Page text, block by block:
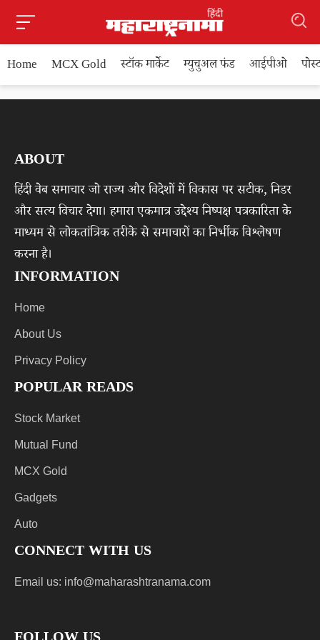
Home MCX Gold स्टॉक मार्केट म्युचुअल फंड आईपीओ
ABOUT
हिंदी वेब समाचार जो राज्य और विदेशों में विकास पर सटीक, निडर
और सत्य विचार देगा। हमारा एकमात्र उद्देश्य निष्पक्ष पत्रकारिता के
माध्यम से लोकतांत्रिक तरीके से समाचारों का निर्भीक विश्लेषण
करना है।
INFORMATION
Home
About Us
Privacy Policy
POPULAR READS
Stock Market
Mutual Fund
MCX Gold
Gadgets
Auto
CONNECT WITH US
Email us: info@maharashtranama.com